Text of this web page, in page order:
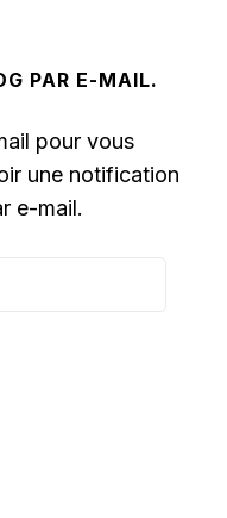
PAR E-MAIL.
pour vous
une notification
e-mail.